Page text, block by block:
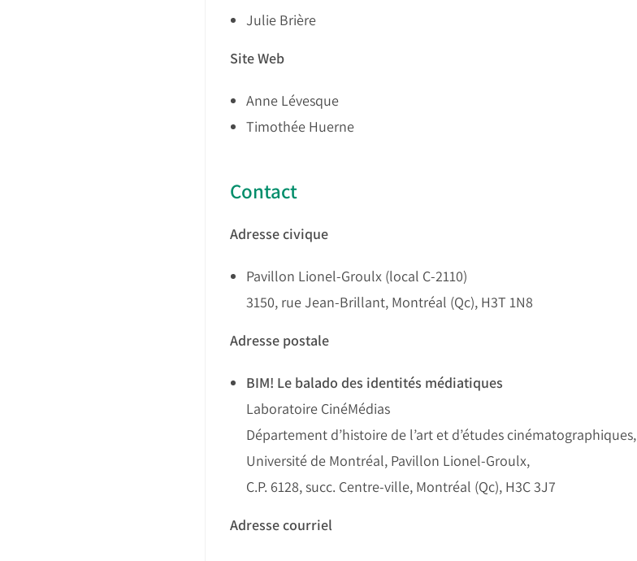
Julie Brière
Site Web
Anne Lévesque
Timothée Huerne
Contact
Adresse civique
Pavillon Lionel-Groulx (local C-2110)
3150, rue Jean-Brillant, Montréal (Qc), H3T 1N8
Adresse postale
BIM! Le balado des identités médiatiques
Laboratoire CinéMédias
Département d’histoire de l’art et d’études cinématographiques,
Université de Montréal, Pavillon Lionel-Groulx,
C.P. 6128, succ. Centre-ville, Montréal (Qc), H3C 3J7
Adresse courriel